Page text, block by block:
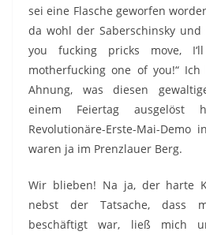
sei eine Flasche geworfen
da wohl der Saberschinsky und
you fucking pricks move,
motherfucking one of you!“
Ahnung, was diesen
einem Feiertag ausgelöst
Revolutionäre-Erste-Mai-Demo
waren ja im Prenzlauer Berg.
Wir blieben! Na ja, der harte
nebst der Tatsache, dass
beschäftigt war, ließ mich